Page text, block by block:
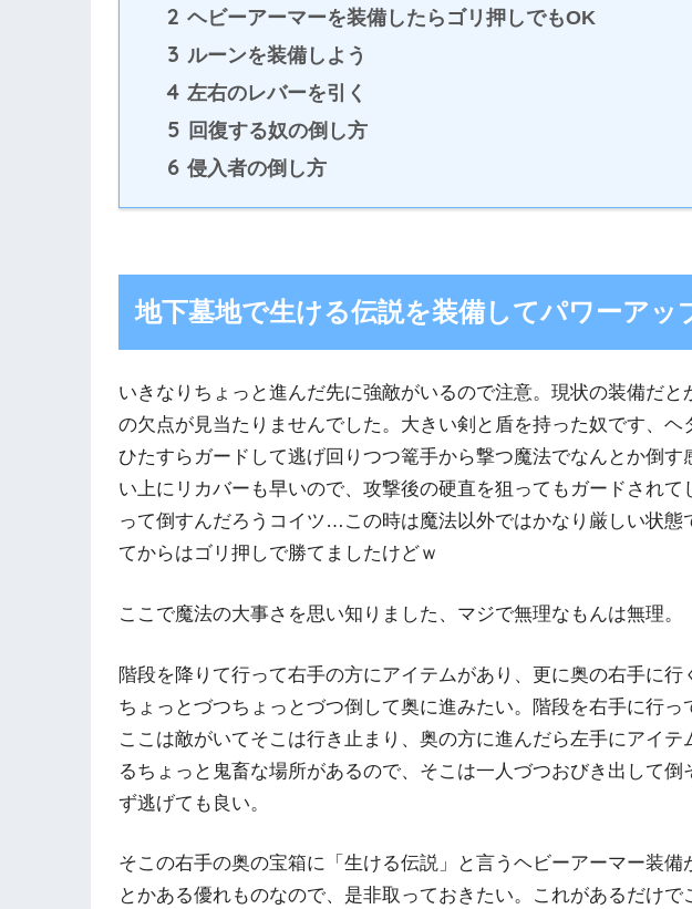
2 ヘビーアーマーを装備したらゴリ押しでもOK
3 ルーンを装備しよう
4 左右のレバーを引く
5 回復する奴の倒し方
6 侵入者の倒し方
地下墓地で生ける伝説を装備してパワーアッ
いきなりちょっと進んだ先に強敵がいるので注意。現状の装備だ
の欠点が見当たりませんでした。大きい剣と盾を持った奴です、ヘ
ひたすらガードして逃げ回りつつ篭手から撃つ魔法でなんとか倒
い上にリカバーも早いので、攻撃後の硬直を狙ってもガードされ
って倒すんだろうコイツ…この時は魔法以外ではかなり厳しい状態
てからはゴリ押しで勝てましたけどｗ
ここで魔法の大事さを思い知りました、マジで無理なもんは無理。
階段を降りて行って右手の方にアイテムがあり、更に奥の右手に行
ちょっとづつちょっとづつ倒して奥に進みたい。階段を右手に行
ここは敵がいてそこは行き止まり、奥の方に進んだら左手にアイテ
るちょっと鬼畜な場所があるので、そこは一人づつおびき出して倒
ず逃げても良い。
そこの右手の奥の宝箱に「生ける伝説」と言うヘビーアーマー装備
とかある優れものなので、是非取っておきたい。これがあるだけ